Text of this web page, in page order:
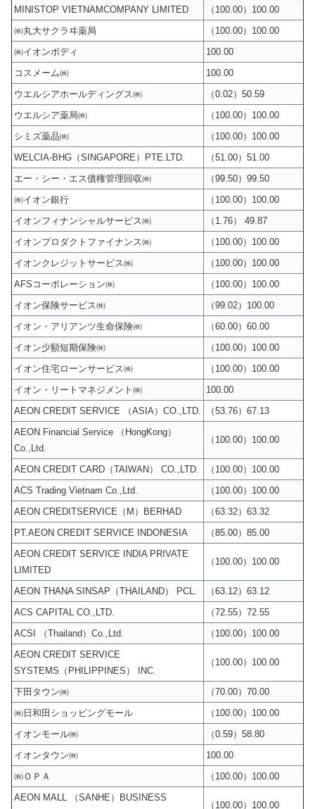
MINISTOP VIETNAMCOMPANY LIMITED
（100.00）100.00
㈱丸大サクラヰ薬局
（100.00）100.00
㈱イオンボディ
100.00
コスメーム㈱
100.00
ウエルシアホールディングス㈱
（0.02）50.59
ウエルシア薬局㈱
（100.00）100.00
シミズ薬品㈱
（100.00）100.00
WELCIA-BHG（SINGAPORE）PTE.LTD.
（51.00）51.00
エー・シー・エス債権管理回収㈱
（99.50）99.50
㈱イオン銀行
（100.00）100.00
イオンフィナンシャルサービス㈱
（1.76） 49.87
イオンプロダクトファイナンス㈱
（100.00）100.00
イオンクレジットサービス㈱
（100.00）100.00
AFSコーポレーション㈱
（100.00）100.00
イオン保険サービス㈱
（99.02）100.00
イオン・アリアンツ生命保険㈱
（60.00）60.00
イオン少額短期保険㈱
（100.00）100.00
イオン住宅ローンサービス㈱
（100.00）100.00
イオン・リートマネジメント㈱
100.00
AEON CREDIT SERVICE （ASIA）CO.,LTD.
（53.76）67.13
AEON Financial Service （HongKong）
Co.,Ltd.
（100.00）100.00
AEON CREDIT CARD（TAIWAN） CO.,LTD.
（100.00）100.00
ACS Trading Vietnam Co.,Ltd.
（100.00）100.00
AEON CREDITSERVICE（M）BERHAD
（63.32）63.32
PT.AEON CREDIT SERVICE INDONESIA
（85.00）85.00
AEON CREDIT SERVICE INDIA PRIVATE
LIMITED
（100.00）100.00
AEON THANA SINSAP（THAILAND） PCL.
（63.12）63.12
ACS CAPITAL CO.,LTD.
（72.55）72.55
ACSI （Thailand）Co.,Ltd.
（100.00）100.00
AEON CREDIT SERVICE
SYSTEMS（PHILIPPINES） INC.
（100.00）100.00
下田タウン㈱
（70.00）70.00
㈱日和田ショッピングモール
（100.00）100.00
イオンモール㈱
（0.59）58.80
イオンタウン㈱
100.00
㈱ＯＰＡ
（100.00）100.00
AEON MALL （SANHE）BUSINESS
（100.00）100.00